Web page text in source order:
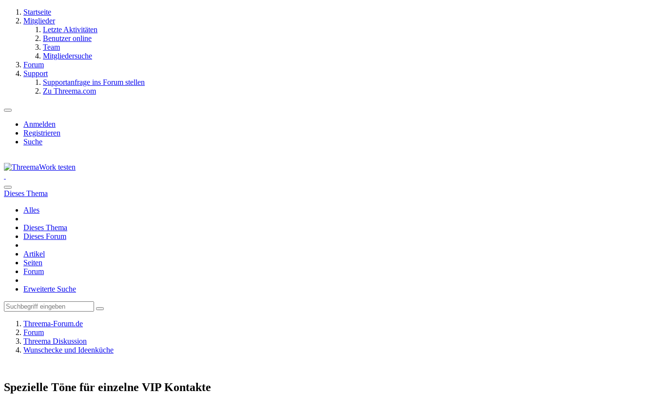
Startseite
Mitglieder
Letzte Aktivitäten
Benutzer online
Team
Mitgliedersuche
Forum
Support
Supportanfrage ins Forum stellen
Zu Threema.com
Anmelden
Registrieren
Suche
Dieses Thema
Alles
Dieses Thema
Dieses Forum
Artikel
Seiten
Forum
Erweiterte Suche
Threema-Forum.de
Forum
Threema Diskussion
Wunschecke und Ideenküche
Spezielle Töne für einzelne VIP Kontakte